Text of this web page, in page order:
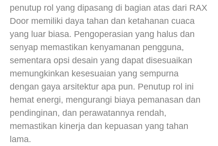
penutup rol yang dipasang di bagian atas dari RAX
Door memiliki daya tahan dan ketahanan cuaca
yang luar biasa. Pengoperasian yang halus dan
senyap memastikan kenyamanan pengguna,
sementara opsi desain yang dapat disesuaikan
memungkinkan kesesuaian yang sempurna
dengan gaya arsitektur apa pun. Penutup rol ini
hemat energi, mengurangi biaya pemanasan dan
pendinginan, dan perawatannya rendah,
memastikan kinerja dan kepuasan yang tahan
lama.